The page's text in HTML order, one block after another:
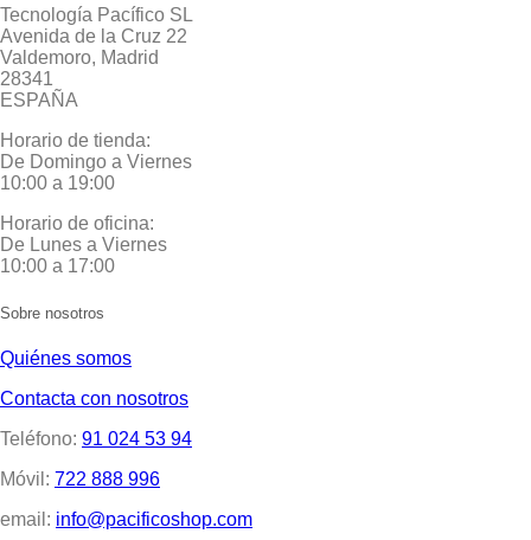
Tecnología Pacífico SL
Avenida de la Cruz 22
Valdemoro, Madrid
28341
ESPAÑA
Horario de tienda:
De Domingo a Viernes
10:00 a 19:00
Horario de oficina:
De Lunes a Viernes
10:00 a 17:00
Sobre nosotros
Quiénes somos
Contacta con nosotros
Teléfono: 91 024 53 94
Móvil: 722 888 996
email: info@pacificoshop.com